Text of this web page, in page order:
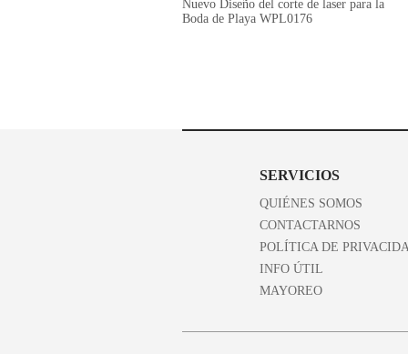
Nuevo Diseño del corte de laser para la
Boda de Playa WPL0176
SERVICIOS
QUIÉNES SOMOS
CONTACTARNOS
POLÍTICA DE
INFO ÚTIL
MAYOREO